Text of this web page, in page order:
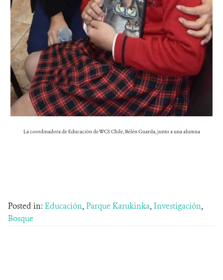
La coordinadora de Educación de WCS Chile, Belén Guarda, junto a una alumna
Posted in: Educación, Parque Karukinka, Investigación,
Bosque